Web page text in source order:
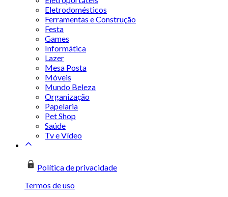
Eletrodomésticos
Ferramentas e Construção
Festa
Games
Informática
Lazer
Mesa Posta
Móveis
Mundo Beleza
Organização
Papelaria
Pet Shop
Saúde
Tv e Vídeo
Política de privacidade
Termos de uso